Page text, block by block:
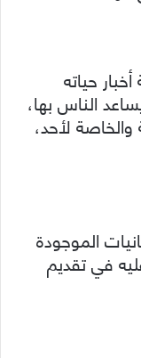
حياته
الناس بها،
والخاصة لأحد،
الموجودة
في تقديم